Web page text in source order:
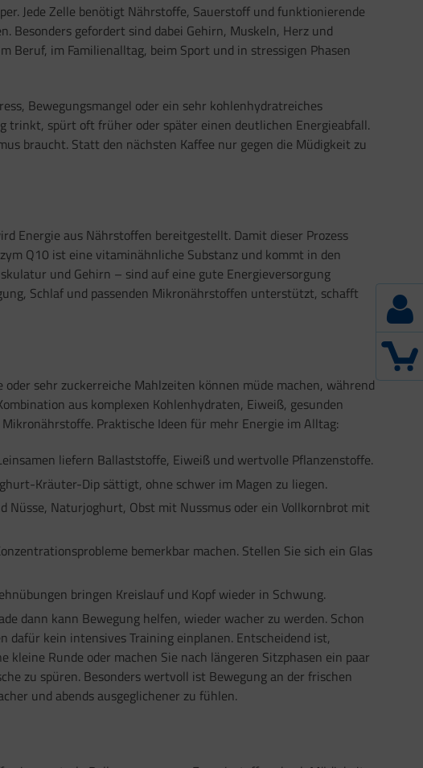
Jede Zelle benötigt Nährstoffe, Sauerstoff und funktionierende
Besonders gefordert sind dabei Gehirn, Muskeln, Herz und
Beruf, im Familienalltag, beim Sport und in stressigen Phasen
Bewegungsmangel oder ein sehr kohlenhydratreiches
trinkt, spürt oft früher oder später einen deutlichen Energieabfall.
braucht. Statt den nächsten Kaffee nur gegen die Müdigkeit zu
Energie aus Nährstoffen bereitgestellt. Damit dieser Prozess
Q10 ist eine vitaminähnliche Substanz und kommt in den
und Gehirn – sind auf eine gute Energieversorgung
Schlaf und passenden Mikronährstoffen unterstützt, schafft
sehr zuckerreiche Mahlzeiten können müde machen, während
aus komplexen Kohlenhydraten, Eiweiß, gesunden
Praktische Ideen für mehr Energie im Alltag:
liefern Ballaststoffe, Eiweiß und wertvolle Pflanzenstoffe.
Kräuter-Dip sättigt, ohne schwer im Magen zu liegen.
Nüsse, Naturjoghurt, Obst mit Nussmus oder ein Vollkornbrot mit
bemerkbar machen. Stellen Sie sich ein Glas
bringen Kreislauf und Kopf wieder in Schwung.
dann kann Bewegung helfen, wieder wacher zu werden. Schon
dafür kein intensives Training einplanen. Entscheidend ist,
Runde oder machen Sie nach längeren Sitzphasen ein paar
zu spüren. Besonders wertvoll ist Bewegung an der frischen
und abends ausgeglichener zu fühlen.